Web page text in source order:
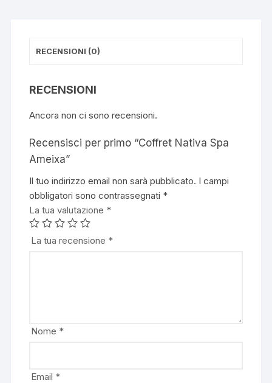
RECENSIONI (0)
RECENSIONI
Ancora non ci sono recensioni.
Recensisci per primo “Coffret Nativa Spa
Ameixa”
Il tuo indirizzo email non sarà pubblicato. I campi
obbligatori sono contrassegnati *
La tua valutazione *
La tua recensione *
Nome *
Email *